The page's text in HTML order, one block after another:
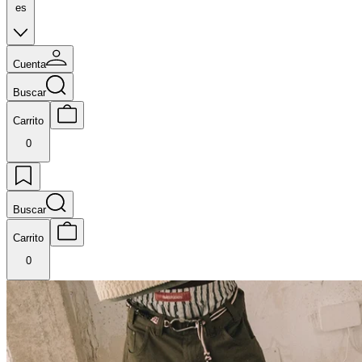
es
Cuenta
Buscar
Carrito
0
Buscar
Carrito
0